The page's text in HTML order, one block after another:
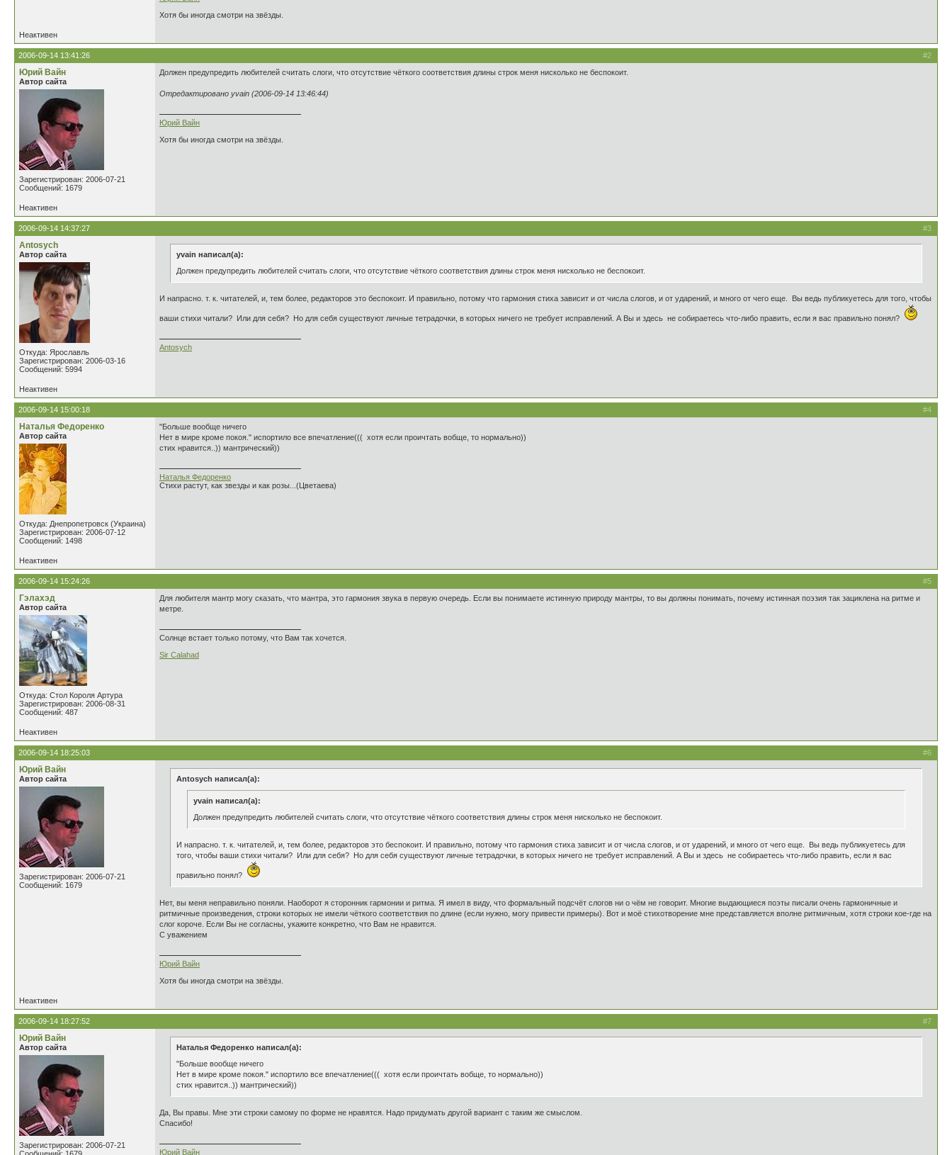
Хотя бы иногда смотри на звёзды.
Неактивен
#2
2006-09-14 13:41:26
Юрий Вайн
Автор сайта
Зарегистрирован: 2006-07-21
Сообщений: 1679
Должен предупредить любителей считать слоги, что отсутствие чёткого соответствия длины строк меня нисколько не беспокоит.
Отредактировано yvain (2006-09-14 13:46:44)
Юрий Вайн
Хотя бы иногда смотри на звёзды.
Неактивен
#3
2006-09-14 14:37:27
Antosych
Автор сайта
Откуда: Ярославль
Зарегистрирован: 2006-03-16
Сообщений: 5994
yvain написал(а):
Должен предупредить любителей считать слоги, что отсутствие чёткого соответствия длины строк меня нисколько не беспокоит.
И напрасно. т. к. читателей, и, тем более, редакторов это беспокоит. И правильно, потому что гармония стиха зависит и от числа слогов, и от ударений, и много от чего еще. Вы ведь публикуетесь для того, чтобы
ваши стихи читали? Или для себя? Но для себя существуют личные тетрадочки, в которых ничего не требует исправлений. А Вы и здесь не собираетесь что-либо править, если я вас правильно понял?
Antosych
Неактивен
#4
2006-09-14 15:00:18
Наталья Федоренко
Автор сайта
Откуда: Днепропетровск (Украина)
Зарегистрирован: 2006-07-12
Сообщений: 1498
"Больше вообще ничего
Нет в мире кроме покоя." испортило все впечатление((( хотя если проичтать вобще, то нормально))
стих нравится..)) мантрический))
Наталья Федоренко
Стихи растут, как звезды и как розы...(Цветаева)
Неактивен
#5
2006-09-14 15:24:26
Гэлахэд
Автор сайта
Откуда: Стол Короля Артура
Зарегистрирован: 2006-08-31
Сообщений: 487
Для любителя мантр могу сказать, что мантра, это гармония звука в первую очередь. Если вы понимаете истинную природу мантры, то вы должны понимать, почему истинная поэзия так зациклена на ритме и
метре.
Солнце встает только потому, что Вам так хочется.
Sir Calahad
Неактивен
#6
2006-09-14 18:25:03
Юрий Вайн
Автор сайта
Зарегистрирован: 2006-07-21
Сообщений: 1679
Antosych написал(а):
yvain написал(а):
Должен предупредить любителей считать слоги, что отсутствие чёткого соответствия длины строк меня нисколько не беспокоит.
И напрасно. т. к. читателей, и, тем более, редакторов это беспокоит. И правильно, потому что гармония стиха зависит и от числа слогов, и от ударений, и много от чего еще. Вы ведь публикуетесь для
того, чтобы ваши стихи читали? Или для себя? Но для себя существуют личные тетрадочки, в которых ничего не требует исправлений. А Вы и здесь не собираетесь что-либо править, если я вас
правильно понял?
Нет, вы меня неправильно поняли. Наоборот я сторонник гармонии и ритма. Я имел в виду, что формальный подсчёт слогов ни о чём не говорит. Многие выдающиеся поэты писали очень гармоничные и
ритмичные произведения, строки которых не имели чёткого соответствия по длине (если нужно, могу привести примеры). Вот и моё стихотворение мне представляется вполне ритмичным, хотя строки кое-где на
слог короче. Если Вы не согласны, укажите конкретно, что Вам не нравится.
С уважением
Юрий Вайн
Хотя бы иногда смотри на звёзды.
Неактивен
#7
2006-09-14 18:27:52
Юрий Вайн
Автор сайта
Зарегистрирован: 2006-07-21
Наталья Федоренко написал(а):
"Больше вообще ничего
Нет в мире кроме покоя." испортило все впечатление((( хотя если проичтать вобще, то нормально))
стих нравится..)) мантрический))
Да, Вы правы. Мне эти строки самому по форме не нравятся. Надо придумать другой вариант с таким же смыслом.
Спасибо!
Юрий Вайн